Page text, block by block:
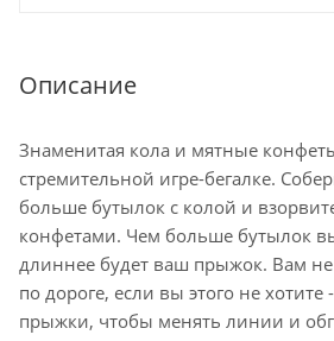
Описание
Знаменитая кола и мятные
стремительной игре-бегалке.
больше бутылок с колой и
конфетами. Чем больше бутылок
длиннее будет ваш прыжок. Вам
по дороге, если вы этого не хотите
прыжки, чтобы менять линии и